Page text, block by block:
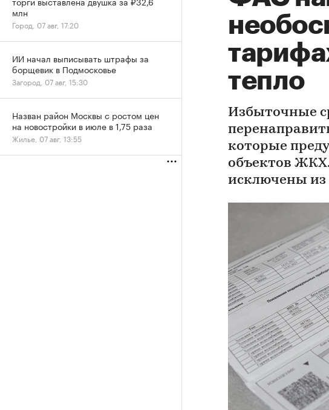
тепло
Избыточные
которые
объектов
исключены из
млн
Город, 07 авг, 17:20
ИИ начал выписывать штрафы за
борщевик в Подмосковье
Загород, 07 авг, 15:30
Назван район Москвы с ростом цен
на новостройки в июле в 1,75 раза
Жилье, 07 авг, 13:55